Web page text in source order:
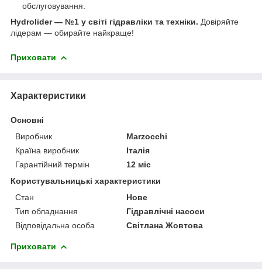
обслуговування.
Hydrolider — №1 у світі гідравліки та техніки. Довіряйте
лідерам — обирайте найкраще!
Приховати
Характеристики
Основні
Виробник
Marzocchi
Країна виробник
Італія
Гарантійний термін
12 міс
Користувальницькі характеристики
Стан
Нове
Тип обладнання
Гідравлічні насоси
Відповідальна особа
Світлана Жовтова
Приховати